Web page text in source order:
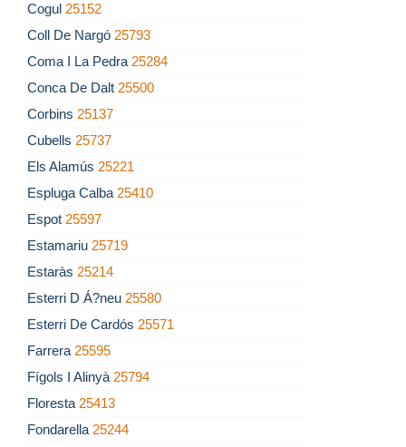
Cogul 25152
Coll De Nargó 25793
Coma I La Pedra 25284
Conca De Dalt 25500
Corbins 25137
Cubells 25737
Els Alamús 25221
Espluga Calba 25410
Espot 25597
Estamariu 25719
Estaràs 25214
Esterri D Á?neu 25580
Esterri De Cardós 25571
Farrera 25595
Fígols I Alinyà 25794
Floresta 25413
Fondarella 25244